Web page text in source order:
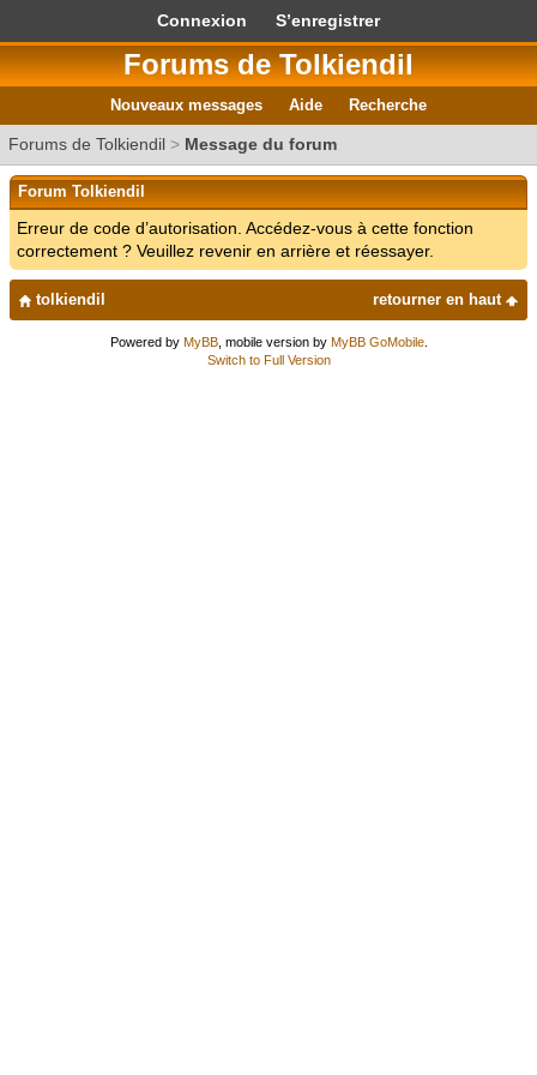
Connexion S’enregistrer
Forums de Tolkiendil
Nouveaux messages Aide Recherche
Forums de Tolkiendil > Message du forum
Forum Tolkiendil
Erreur de code d’autorisation. Accédez-vous à cette fonction
correctement ? Veuillez revenir en arrière et réessayer.
retourner en haut
tolkiendil
Powered by MyBB, mobile version by MyBB GoMobile.
Switch to Full Version